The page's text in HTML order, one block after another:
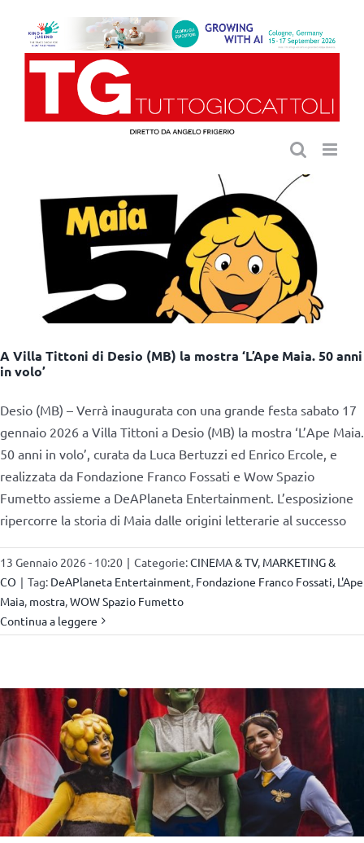
contenuto
A Villa Tittoni di Desio (MB) la mostra ‘L’Ape Maia. 50 anni
in volo’
Desio (MB) – Verrà inaugurata con una grande festa sabato 17
gennaio 2026 a Villa Tittoni a Desio (MB) la mostra ‘L’Ape Maia.
50 anni in volo’, curata da Luca Bertuzzi ed Enrico Ercole, e
realizzata da Fondazione Franco Fossati e Wow Spazio
Fumetto assieme a DeAPlaneta Entertainment. L’esposizione
ripercorre la storia di Maia dalle origini letterarie al successo
13 Gennaio 2026 - 10:20 | Categorie:CINEMA & TV, MARKETING &
CO | Tag: DeAPlaneta Entertainment Fondazione Franco Fossati L'Ape
Maia mostra WOW Spazio Fumetto
Continua a leggere